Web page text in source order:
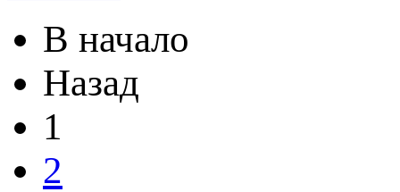
В начало
Назад
1
2